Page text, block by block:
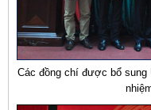
Các đồng chí được bổ sung